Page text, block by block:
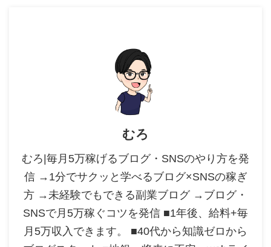
むろ
むろ|毎月5万稼げるブログ・SNSのやり方を発
信 →1分でサクッと学べるブログ×SNSの稼ぎ
方 →未経験でもできる副業ブログ →ブログ・
SNSで月5万稼ぐコツを発信 ■1年後、給料+毎
月5万収入できます。 ■40代から知識ゼロから